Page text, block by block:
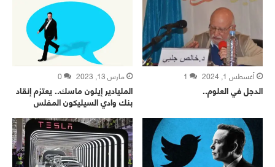
أغسطس 1, 2024 1
الدجل في العلوم..
مارس 13, 2023 0
المليادير إيلون ماسك.. يعتزم إنقاد
بنك وادي السيليكون المفلس